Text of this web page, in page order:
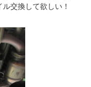
交換して欲しい！